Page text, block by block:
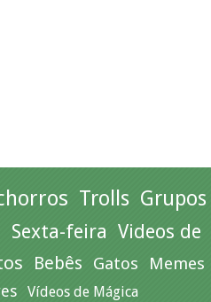
Trolls Grupos
Sexta-feira Videos de
Bebês Gatos Memes
Vídeos de Mágica